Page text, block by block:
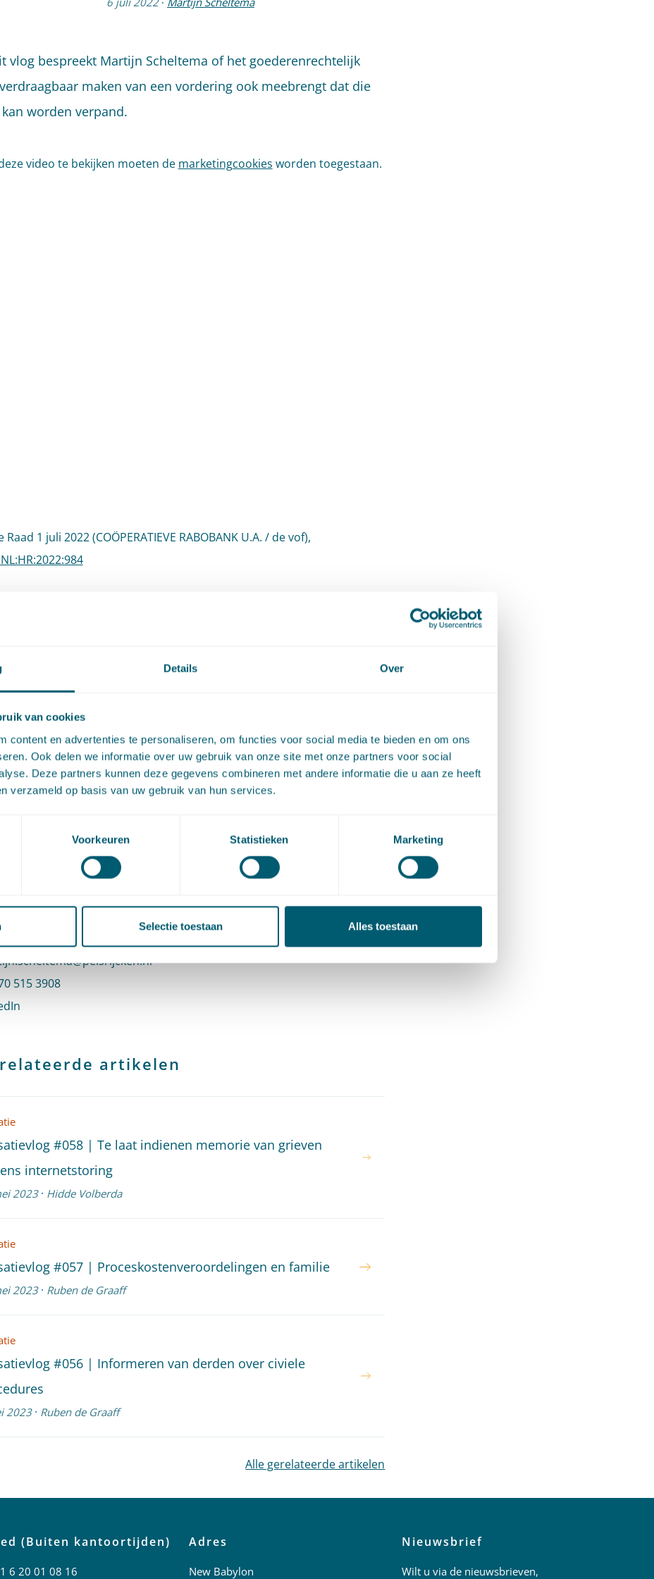
Details Over
van cookies
content en advertenties te personaliseren, om functies voor social media te bieden en om ons
Ook delen we informatie over uw gebruik van onze site met onze partners voor social
Deze partners kunnen deze gegevens combineren met andere informatie die u aan ze heeft
verzameld op basis van uw gebruik van hun services.
Voorkeuren Statistieken Marketing
Selectie toestaan Alles toestaan
vlog bespreekt Martijn Scheltema of het goederenrechtelijk
maken van een vordering ook meebrengt dat die
worden verpand.
video te bekijken moeten de marketingcookies worden toegestaan.
Raad 1 juli 2022 (COÖPERATIEVE RABOBANK U.A. / de vof),
artikel via e-mail
Scheltema
• partner
een e-mail naar Martijn Scheltema
Martijn Scheltema
515 3908
artikelen
#058 | Te laat indienen memorie van grieven
internetstoring
2023 · Hidde Volberda
#057 | Proceskostenveroordelingen en familie
2023 · Ruben de Graaff
#056 | Informeren van derden over civiele
2023 · Ruben de Graaff
Alle gerelateerde artikelen
(Buiten kantoortijden)
6 20 01 08 16
Adres
New Babylon
Nieuwsbrief
Wilt u via de nieuwsbrieven,